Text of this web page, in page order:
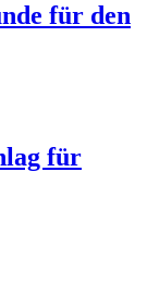
für den
für